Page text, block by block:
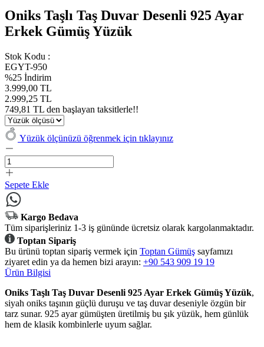
Oniks Taşlı Taş Duvar Desenli 925 Ayar
Erkek Gümüş Yüzük
Stok Kodu :
EGYT-950
%25 İndirim
3.999,00 TL
2.999,25 TL
749,81 TL den başlayan taksitlerle!!
Yüzük ölçünüzü öğrenmek için tıklayınız
Sepete Ekle
Kargo Bedava
Tüm siparişleriniz 1-3 iş gününde ücretsiz olarak kargolanmaktadır.
Toptan Sipariş
Bu ürünü toptan sipariş vermek için Toptan Gümüş sayfamızı
ziyaret edin ya da hemen bizi arayın: +90 543 909 19 19
Ürün Bilgisi
Oniks Taşlı Taş Duvar Desenli 925 Ayar Erkek Gümüş Yüzük,
siyah oniks taşının güçlü duruşu ve taş duvar deseniyle özgün bir
tarz sunar. 925 ayar gümüşten üretilmiş bu şık yüzük, hem günlük
hem de klasik kombinlerle uyum sağlar.